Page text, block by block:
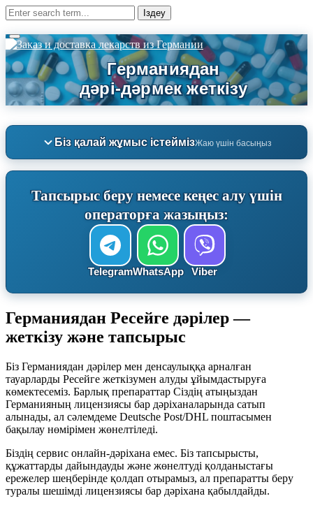
Біз қалай жұмыс істеймізЖаю үшін басыңыз
Тапсырыс беру немесе кеңес алу үшін
операторға жазыңыз:
TelegramWhatsApp Viber
Германиядан Ресейге дәрілер —
жеткізу және тапсырыс
Біз Германиядан дәрілер мен денсаулыққа арналған
тауарларды Ресейге жеткізумен алуды ұйымдастыруға
көмектесеміз. Барлық препараттар Сіздің атыңыздан
Германияның лицензиясы бар дәріханаларында сатып
алынады, ал сәлемдеме Deutsche Post/DHL поштасымен
бақылау нөмірімен жөнелтіледі.
Біздің сервис онлайн-дәріхана емес. Біз тапсырысты,
құжаттарды дайындауды және жөнелтуді қолданыстағы
ережелер шеңберінде қолдап отырамыз, ал препаратты беру
туралы шешімді лицензиясы бар дәріхана қабылдайды.